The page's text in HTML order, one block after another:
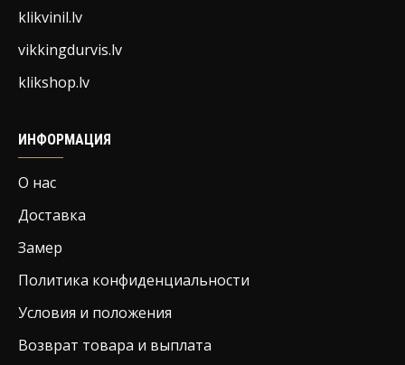
klikvinil.lv
vikkingdurvis.lv
klikshop.lv
ИНФОРМАЦИЯ
О нас
Доставка
Замер
Политика конфиденциальности
Условия и положения
Возврат товара и выплата